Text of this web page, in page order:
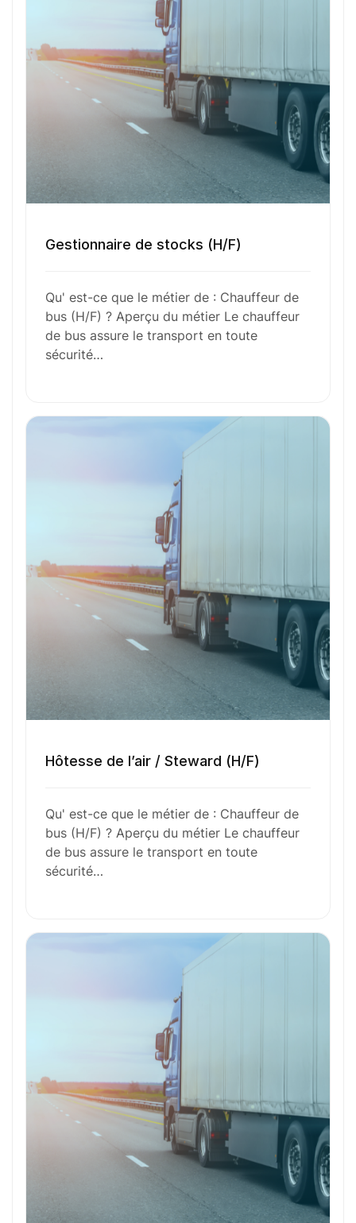
besoin pour maintenir un environnement serein.
Fonctions Principales
Compétences Requises
Outils et Technologies ️
Formation et Qualifications
Ces métiers peuvent vous intéresser
Toutes nos fiches métiers
Envie de commencer
l’aventure avecnous ?
N’attendez plus !
Déposez votrecandidature
Votre nom
Votre e-mail
Numéro de téléphone
Sélectionner une agence Oxygène Intérim/ BTT
Votre CV
Glisser & déposer les fichiers ici
Gestionnaire de stocks (H/F)
Qu' est-ce que le métier de : Chauffeur de
bus (H/F) ? Aperçu du métier Le chauffeur
de bus assure le transport en toute
sécurité…
Hôtesse de l’air / Steward (H/F)
Qu' est-ce que le métier de : Chauffeur de
bus (H/F) ? Aperçu du métier Le chauffeur
de bus assure le transport en toute
sécurité…